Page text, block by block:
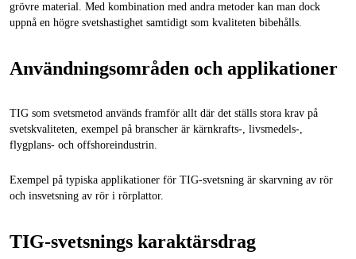
grövre material. Med kombination med andra metoder kan man dock
uppnå en högre svetshastighet samtidigt som kvaliteten bibehålls.
Användningsområden och applikationer
TIG som svetsmetod används framför allt där det ställs stora krav på
svetskvaliteten, exempel på branscher är kärnkrafts-, livsmedels-,
flygplans- och offshoreindustrin.
Exempel på typiska applikationer för TIG-svetsning är skarvning av rör
och insvetsning av rör i rörplattor.
TIG-svetsnings karaktärsdrag